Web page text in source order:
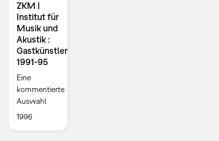
ZKM |
Institut für
Musik und
Akustik :
Gastkünstler
1991-95
Eine
kommentierte
Auswahl
1996